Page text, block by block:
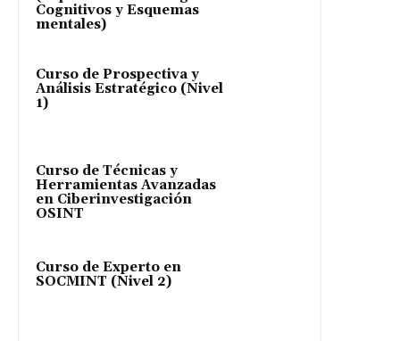
Cognitivos y Esquemas
mentales)
Curso de Prospectiva y
Análisis Estratégico (Nivel
1)
Curso de Técnicas y
Herramientas Avanzadas
en Ciberinvestigación
OSINT
Curso de Experto en
SOCMINT (Nivel 2)